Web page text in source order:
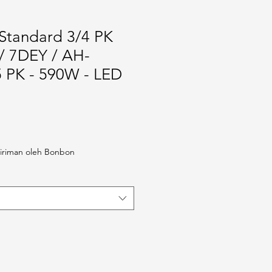
3/4 PK
7DEY / AH-
PK - 590W - LED
oleh Bonbon